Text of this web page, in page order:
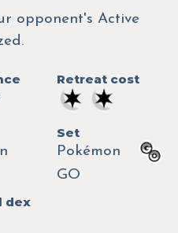
opponent's Active
Retreat cost
Set
Pokémon
GO
dex